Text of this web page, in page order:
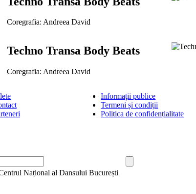
Coregrafia: Andreea David
Techno Transa Body Beats
Coregrafia: Andreea David
Informații publice
Termeni și condiții
Politica de confidențialitate
Național al Dansului București